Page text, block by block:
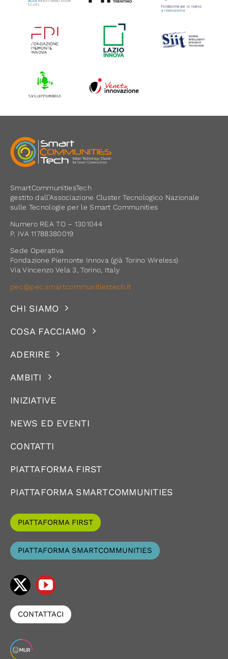
SmartCommunitiesTech
gestito dall’Associazione Cluster Tecnologico Nazionale
sulle Tecnologie per le Smart Communities
Numero REA TO – 1301044
P. IVA 11788380019
Sede Operativa
Fondazione Piemonte Innova (già Torino Wireless)
Via Vincenzo Vela 3, Torino, Italy
pec@pec.smartcommunitiestech.it
CHI SIAMO
COSA FACCIAMO
ADERIRE
AMBITI
INIZIATIVE
NEWS ED EVENTI
CONTATTI
PIATTAFORMA FIRST
PIATTAFORMA SMARTCOMMUNITIES
PIATTAFORMA FIRST
PIATTAFORMA SMARTCOMMUNITIES
CONTATTACI